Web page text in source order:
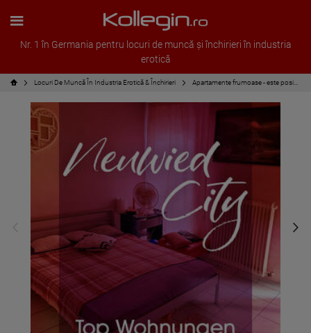
Nr. 1 în Germania pentru locuri de muncă și închirieri în industria
erotică
Locuri De Muncă În Industria Erotică & Închirieri